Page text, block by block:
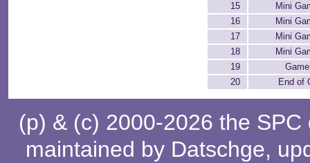
15
Mini
16
Mini
17
Mini
18
Mini
19
20
End of
(p) & (c) 2000-2026 the
maintained by Datschge,